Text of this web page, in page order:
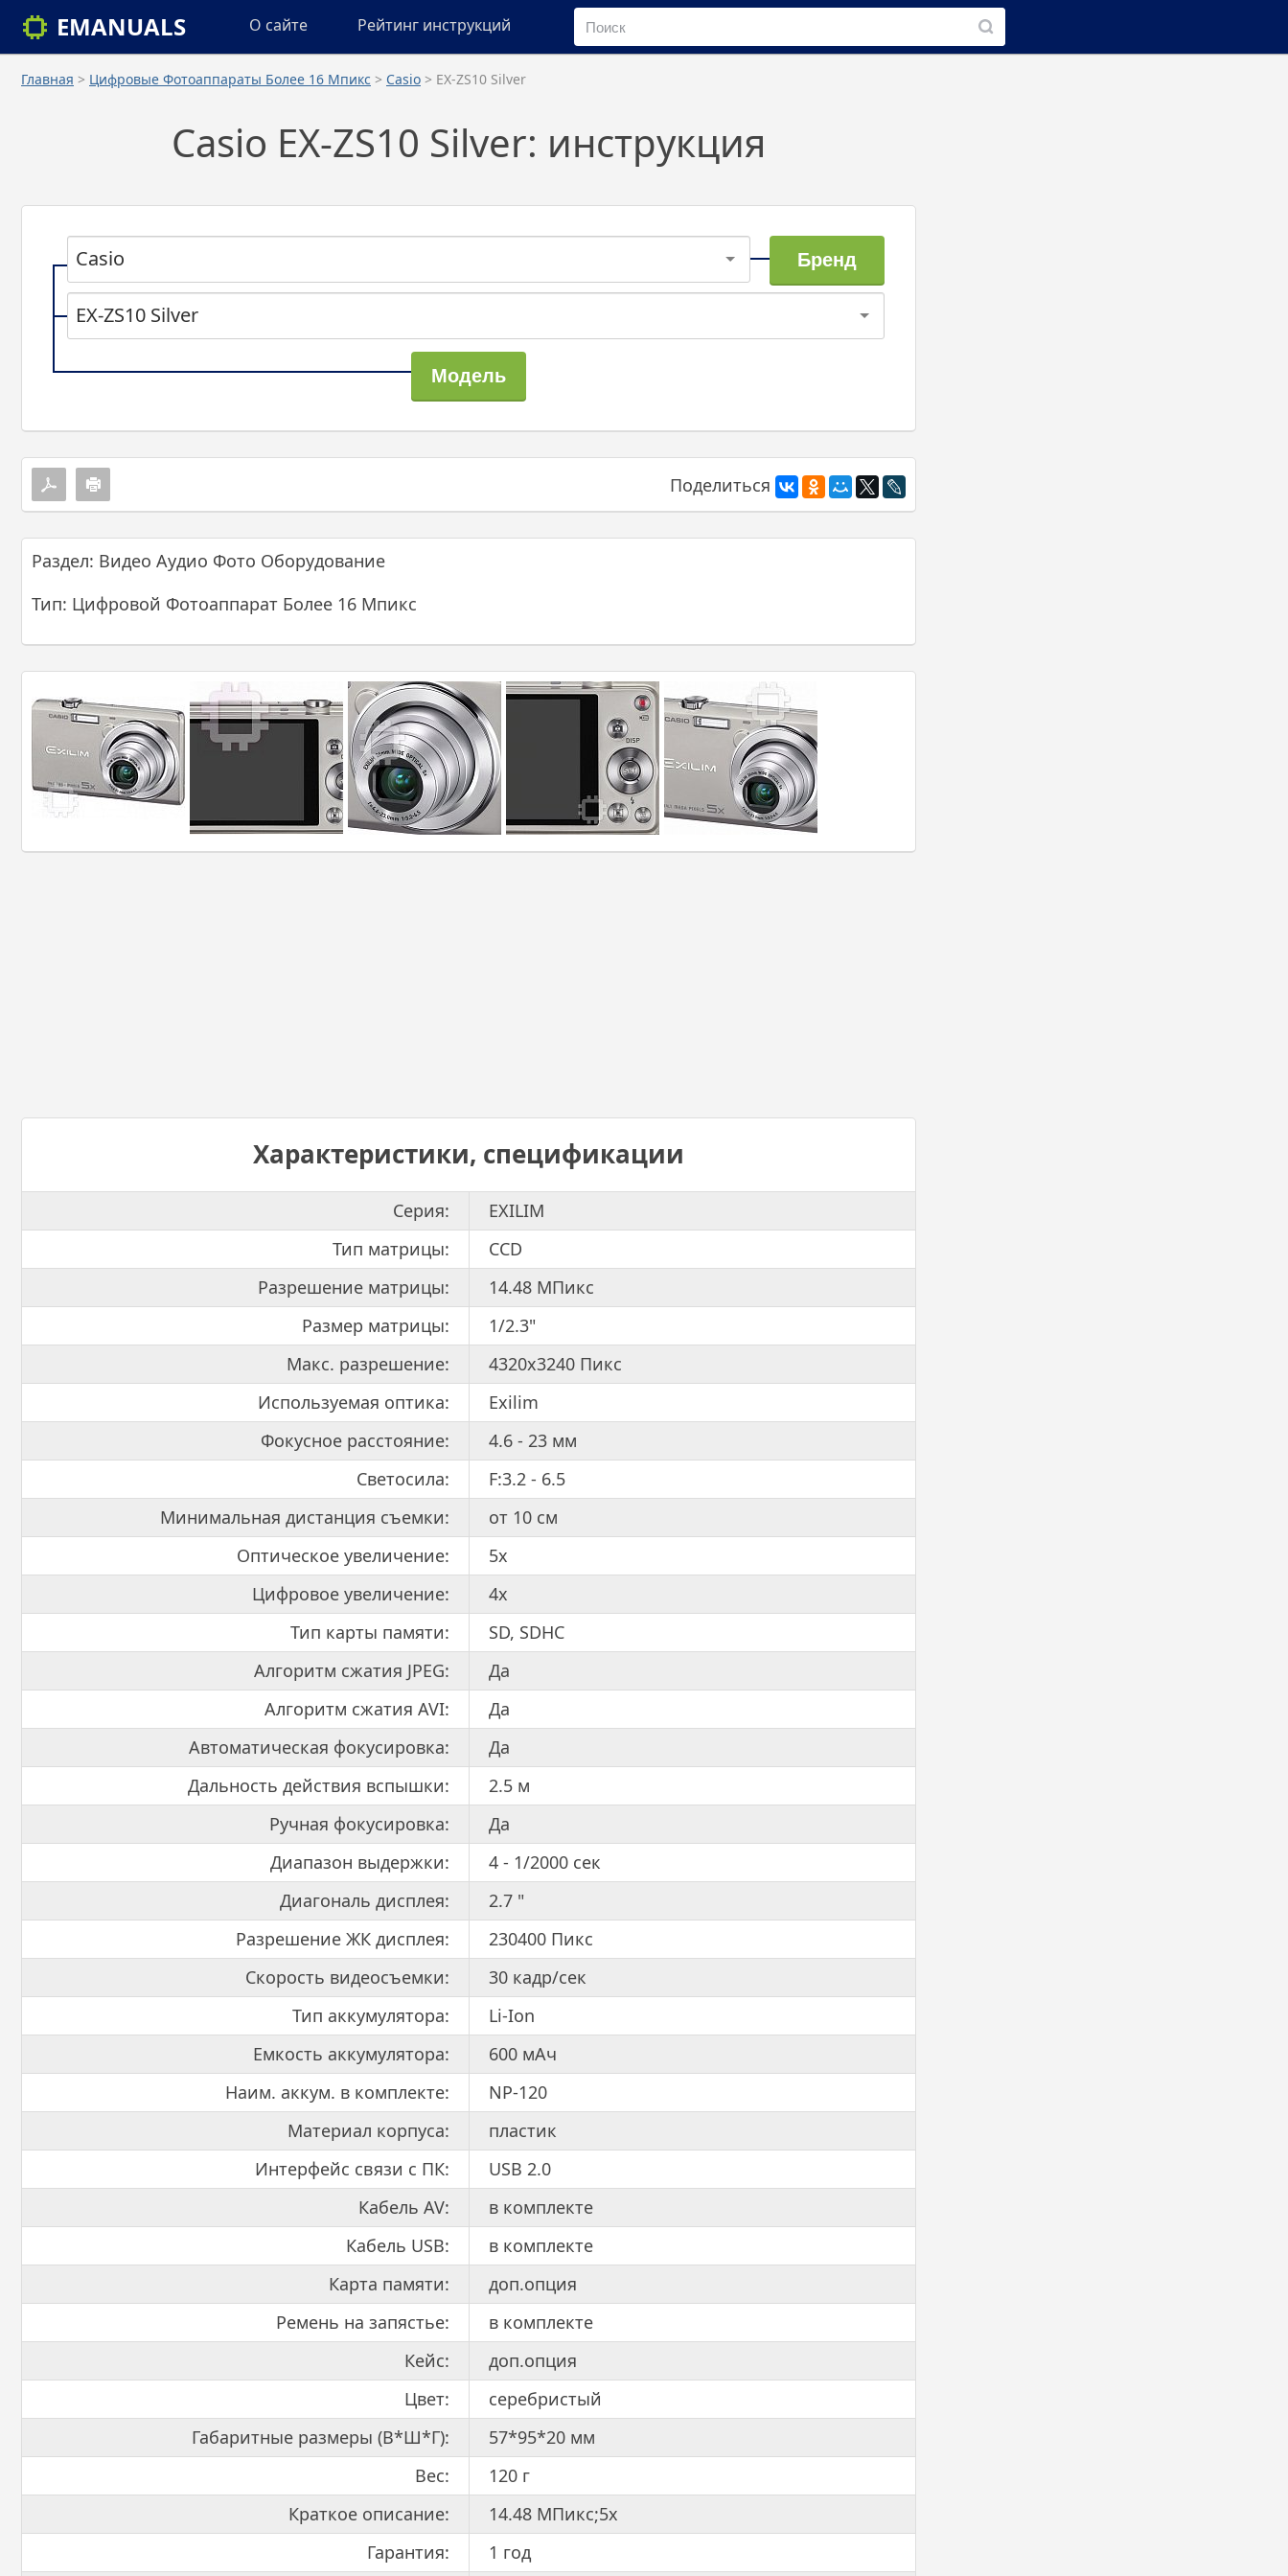
EMANUALS О сайте Рейтинг инструкций
Главная > Цифровые Фотоаппараты Более 16 Мпикс > Casio > EX-ZS10 Silver
Casio EX-ZS10 Silver: инструкция
Casio
EX-ZS10 Silver
Поделиться
Раздел: Видео Аудио Фото Оборудование
Тип: Цифровой Фотоаппарат Более 16 Мпикс
Характеристики, спецификации
Серия:
EXILIM
Тип матрицы:
CCD
Разрешение матрицы:
14.48 МПикс
Размер матрицы:
1/2.3"
Макс. разрешение:
4320x3240 Пикс
Используемая оптика:
Exilim
Фокусное расстояние:
4.6 - 23 мм
Светосила:
F:3.2 - 6.5
Минимальная дистанция съемки:
от 10 см
Оптическое увеличение:
5x
Цифровое увеличение:
4x
Тип карты памяти:
SD, SDHC
Алгоритм сжатия JPEG:
Да
Алгоритм сжатия AVI:
Да
Автоматическая фокусировка:
Да
Дальность действия вспышки:
2.5 м
Ручная фокусировка:
Да
Диапазон выдержки:
4 - 1/2000 сек
Диагональ дисплея:
2.7 "
Разрешение ЖК дисплея:
230400 Пикс
Скорость видеосъемки:
30 кадр/сек
Тип аккумулятора:
Li-Ion
Емкость аккумулятора:
600 мАч
Наим. аккум. в комплекте:
NP-120
Материал корпуса:
пластик
Интерфейс связи с ПК:
USB 2.0
Кабель AV:
в комплекте
Кабель USB:
в комплекте
Карта памяти:
доп.опция
Ремень на запястье:
в комплекте
Кейс:
доп.опция
Цвет:
серебристый
Габаритные размеры (В*Ш*Г):
57*95*20 мм
Вес:
120 г
Краткое описание:
14.48 МПикс;5x
Гарантия:
1 год